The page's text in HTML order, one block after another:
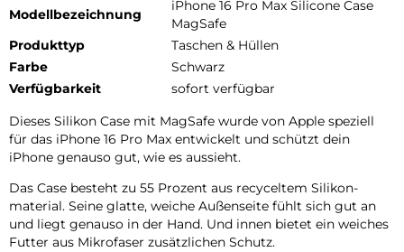
Modellbezeichnung
iPhone 16 Pro Max Silicone Case
MagSafe
Produkttyp
Taschen & Hüllen
Farbe
Schwarz
Verfügbarkeit
sofort verfügbar
Dieses Silikon Case mit MagSafe wurde von Apple speziell
für das iPhone 16 Pro Max entwickelt und schützt dein
iPhone genauso gut, wie es aussieht.
Das Case besteht zu 55 Prozent aus recyceltem Silikon­
material. Seine glatte, weiche Außenseite fühlt sich gut an
und liegt genauso in der Hand. Und innen bietet ein weiches
Futter aus Mikrofaser zusätzlichen Schutz.